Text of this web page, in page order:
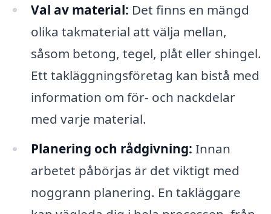
Val av material: Det finns en mängd
olika takmaterial att välja mellan,
såsom betong, tegel, plåt eller shingel.
Ett takläggningsföretag kan bistå med
information om för- och nackdelar
med varje material.
Planering och rådgivning: Innan
arbetet påbörjas är det viktigt med
noggrann planering. En takläggare